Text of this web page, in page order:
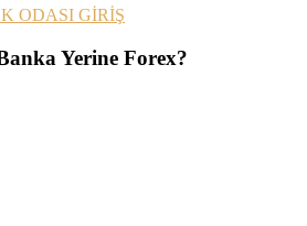
ODASI GİRİŞ
Yerine Forex?